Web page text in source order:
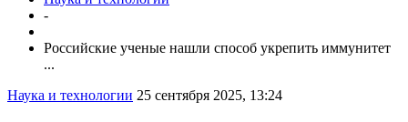
-
Российские ученые нашли способ укрепить иммунитет
...
Наука и технологии 25 сентября 2025, 13:24